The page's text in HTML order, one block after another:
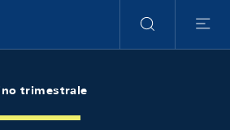
Ricerca
Menu
trimestrale